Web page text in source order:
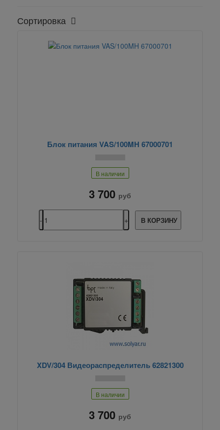
Сортировка
Блок питания VAS/100MH 67000701
В наличии
3 700 руб
В КОРЗИНУ
XDV/304 Видеораспределитель 62821300
В наличии
3 700 руб